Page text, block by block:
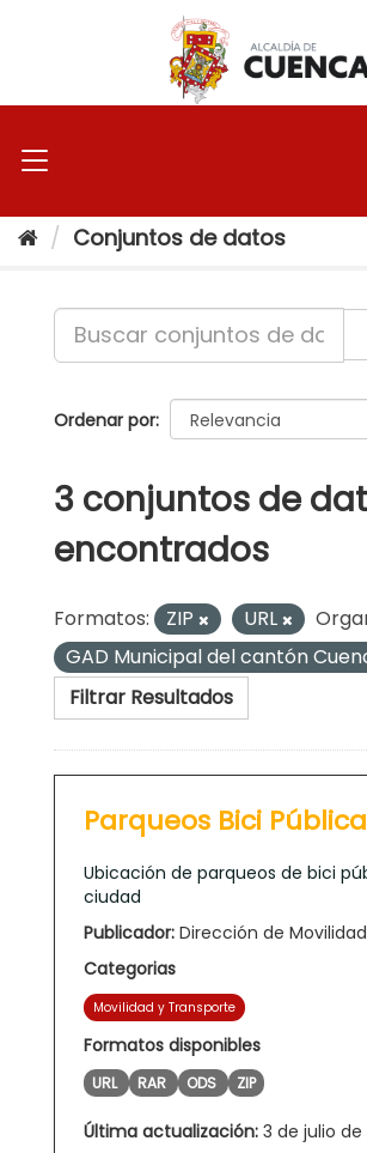
Conjuntos de datos
Ordenar por
3 conjuntos de
encontrados
Formatos: ZIP URL
GAD Municipal del cantón
Filtrar Resultados
Parqueos Bici Pública
Ubicación de parqueos de bici
ciudad
Publicador: Dirección de Movilidad
Categorias
Movilidad y Transporte
Formatos disponibles
URL RAR ODS ZIP
Última actualización: 3 de julio de